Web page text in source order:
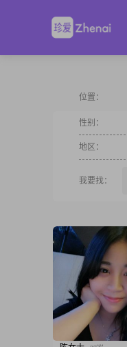
位置：
性别：
地区：
我要找：